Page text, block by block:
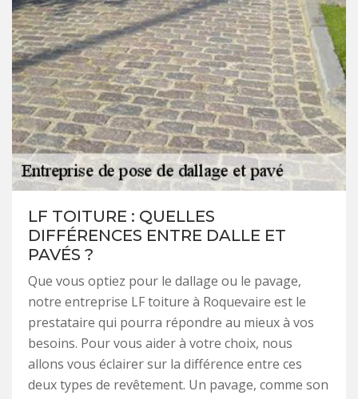
LF TOITURE : QUELLES
DIFFÉRENCES ENTRE DALLE ET
PAVÉS ?
Que vous optiez pour le dallage ou le pavage,
notre entreprise LF toiture à Roquevaire est le
prestataire qui pourra répondre au mieux à vos
besoins. Pour vous aider à votre choix, nous
allons vous éclairer sur la différence entre ces
deux types de revêtement. Un pavage, comme son